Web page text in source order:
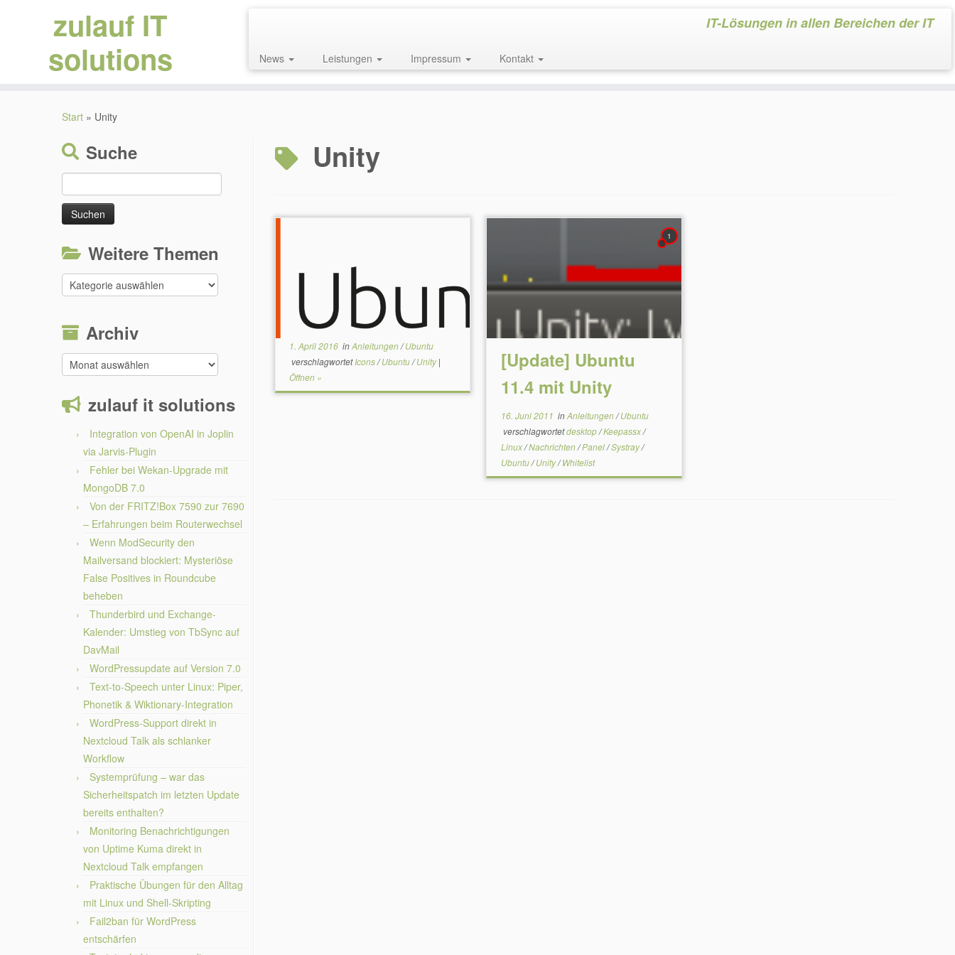
zulauf IT
solutions
IT-Lösungen in allen Bereichen der IT
News Leistungen Impressum Kontakt
Start » Unity
Suche
nach:
Weitere Themen
Weitere
Themen
Archiv
Archiv
zulauf it solutions
Integration von OpenAI in Joplin
via Jarvis-Plugin
Fehler bei Wekan-Upgrade mit
MongoDB 7.0
Von der FRITZ!Box 7590 zur 7690
– Erfahrungen beim Routerwechsel
Wenn ModSecurity den
Mailversand blockiert: Mysteriöse
False Positives in Roundcube
beheben
Thunderbird und Exchange-
Kalender: Umstieg von TbSync auf
DavMail
WordPressupdate auf Version 7.0
Text-to-Speech unter Linux: Piper,
Phonetik & Wiktionary-Integration
WordPress-Support direkt in
Nextcloud Talk als schlanker
Workflow
Systemprüfung – war das
Sicherheitspatch im letzten Update
bereits enthalten?
Monitoring Benachrichtigungen
von Uptime Kuma direkt in
Nextcloud Talk empfangen
Praktische Übungen für den Alltag
mit Linux und Shell-Skripting
Fail2ban für WordPress
entschärfen
Unity
1. April 2016 inAnleitungen/Ubuntu
verschlagwortetIcons/Ubuntu/Unity|
Öffnen »
1
[Update] Ubuntu
11.4 mit Unity
16. Juni 2011 inAnleitungen/Ubuntu
verschlagwortetdesktop/Keepassx/
Linux/Nachrichten/Panel/Systray/
Ubuntu/Unity/Whitelist